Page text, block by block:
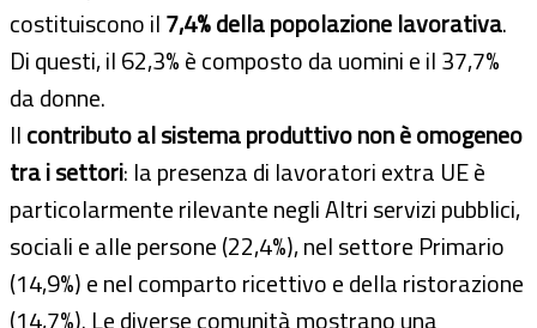
costituiscono il7,4% della popolazione lavorativa.
Di questi, il 62,3% è composto da uomini e il 37,7%
da donne.
Ilcontributo al sistema produttivo non è omogeneo
tra i settori: la presenza di lavoratori extra UE è
particolarmente rilevante negli Altri servizi pubblici,
sociali e alle persone (22,4%), nel settore Primario
(14,9%) e nel comparto ricettivo e della ristorazione
(14,7%). Le diverse comunità mostrano una